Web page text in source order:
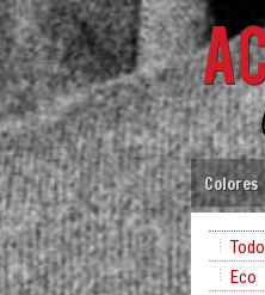
Colores
Todo
Eco